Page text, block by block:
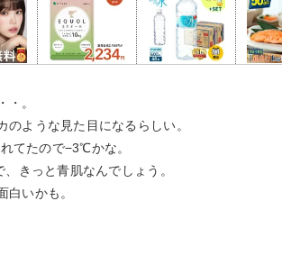
。
ような見た目になるらしい。
てたので−3℃かな。
きっと青肌なんでしょう。
いかも。